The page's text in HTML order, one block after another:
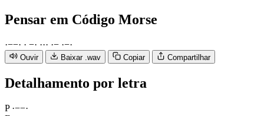
Pensar em Código Morse
·−−· · −· ··· ·− ·−·
Ouvir Baixar .wav Copiar Compartilhar
Detalhamento por letra
P ·−−·